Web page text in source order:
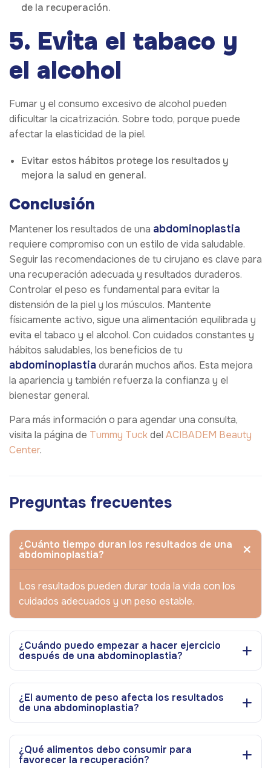
de la recuperación.
5. Evita el tabaco y
el alcohol
Fumar y el consumo excesivo de alcohol pueden
dificultar la cicatrización. Sobre todo, porque puede
afectar la elasticidad de la piel.
Evitar estos hábitos protege los resultados y
mejora la salud en general.
Conclusión
Mantener los resultados de una abdominoplastia
requiere compromiso con un estilo de vida saludable.
Seguir las recomendaciones de tu cirujano es clave para
una recuperación adecuada y resultados duraderos.
Controlar el peso es fundamental para evitar la
distensión de la piel y los músculos. Mantente
físicamente activo, sigue una alimentación equilibrada y
evita el tabaco y el alcohol. Con cuidados constantes y
hábitos saludables, los beneficios de tu
abdominoplastiadurarán muchos años. Esta mejora
la apariencia y también refuerza la confianza y el
bienestar general.
Para más información o para agendar una consulta,
visita la página de Tummy Tuckdel ACIBADEM Beauty
Center.
Preguntas frecuentes
¿Cuánto tiempo duran los resultados de una
abdominoplastia?
Los resultados pueden durar toda la vida con los
cuidados adecuados y un peso estable.
¿Cuándo puedo empezar a hacer ejercicio
después de una abdominoplastia?
¿El aumento de peso afecta los resultados
de una abdominoplastia?
¿Qué alimentos debo consumir para
favorecer la recuperación?